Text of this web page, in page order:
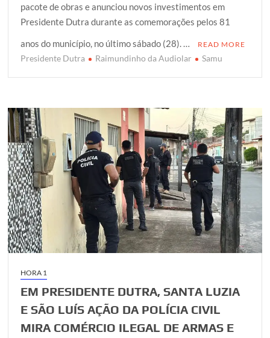
t
t
e
r
e
b
o
o
t
s
A
p
g
g
e
r
r
e
pacote de obras e anunciou novos investimentos em
Presidente Dutra durante as comemorações pelos 81
anos do município, no último sábado (28). …
READ MORE
Presidente Dutra Raimundinho da Audiolar Samu
HORA 1
EM PRESIDENTE DUTRA, SANTA LUZIA
E SÃO LUÍS AÇÃO DA POLÍCIA CIVIL
MIRA COMÉRCIO ILEGAL DE ARMAS E